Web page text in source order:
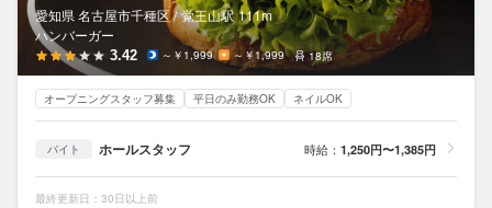
愛知県 名古屋市千種区 / 覚王山駅 111m
ハンバーガー
3.42 ～￥1,999 ～￥1,999 18席
オープニングスタッフ募集 平日のみ勤務OK ネイルOK
バイト ホールスタッフ 時給： 1,250円〜1,385円
最終更新日：30日以上前